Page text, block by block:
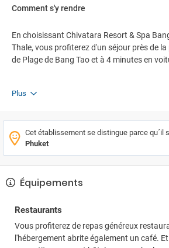
Comment s'y rendre
En choisissant Chivatara Resort & Spa
Thale, vous profiterez d'un séjour près de la
de Plage de Bang Tao et à 4 minutes en
Plus
Cet établissement se distingue parce qu´il
Phuket
Équipements
Restaurants
Vous profiterez de repas généreux
l'hébergement abrite également un café.